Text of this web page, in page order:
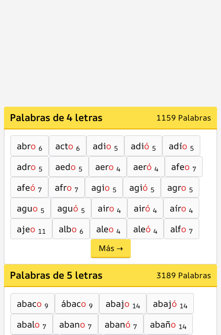
Palabras de 4 letras 1159 Palabras
abro 6 acto 6 adio 5 adió 5 adío 5
adro 5 aedo 5 aero 4 aeró 4 afeo 7
afeó 7 afro 7 agio 5 agió 5 agro 5
aguo 5 aguó 5 airo 4 airó 4 aíro 4
ajeo 11 albo 6 aleo 4 aleó 4 alfo 7
Más →
Palabras de 5 letras 3189 Palabras
abaco 9 ábaco 9 abajo 14 abajó 14
abalo 7 abano 7 abanó 7 abaño 14